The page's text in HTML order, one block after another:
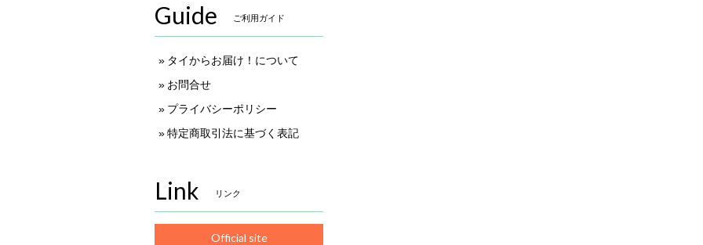
Guide ご利用ガイド
タイからお届け！について
お問合せ
プライバシーポリシー
特定商取引法に基づく表記
Link リンク
Official site